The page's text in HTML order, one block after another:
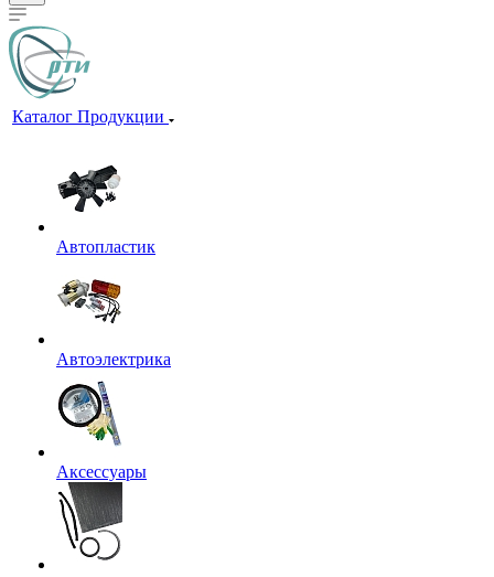
Каталог Продукции
Автопластик
Автоэлектрика
Аксессуары